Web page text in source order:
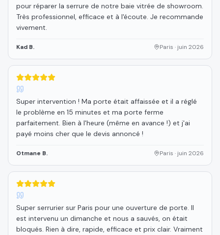
pour réparer la serrure de notre baie vitrée de showroom.
Très professionnel, efficace et à l'écoute. Je recommande
vivement.
Kad B. Paris · juin 2026
5étoiles sur 5
Super intervention ! Ma porte était affaissée et il a réglé
le problème en 15 minutes et ma porte ferme
parfaitement. Bien à l'heure (même en avance !) et j'ai
payé moins cher que le devis annoncé !
Otmane B. Paris · juin 2026
5étoiles sur 5
Super serrurier sur Paris pour une ouverture de porte. Il
est intervenu un dimanche et nous a sauvés, on était
bloqués. Rien à dire, rapide, efficace et prix clair. Vraiment